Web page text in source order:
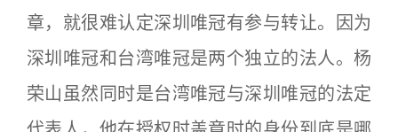
章，就很难认定深圳唯冠有参与转让。因为
深圳唯冠和台湾唯冠是两个独立的法人。杨
荣山虽然同时是台湾唯冠与深圳唯冠的法定